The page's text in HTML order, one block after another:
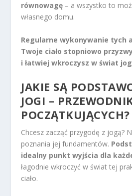
równowagę – a wszystko to
własnego domu.
Regularne wykonywanie tych
Twoje ciało stopniowo
i łatwiej wkroczysz w świat
JAKIE SĄ
JOGI –
POCZĄTKUJĄCYCH?
Chcesz zacząć przygodę z jogą?
poznania jej fundamentów.
idealny punkt wyjścia dla
łagodnie wkroczyć w świat tej
ciało.